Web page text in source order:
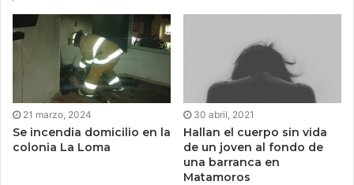
21 marzo, 2024
Se incendia domicilio en la
colonia La Loma
30 abril, 2021
Hallan el cuerpo sin vida
de un joven al fondo de
una barranca en
Matamoros